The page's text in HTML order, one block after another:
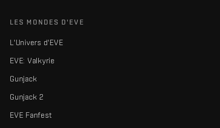
LES MONDES D'EVE
L'Univers d'EVE
EVE: Valkyrie
Gunjack
Gunjack 2
EVE Fanfest